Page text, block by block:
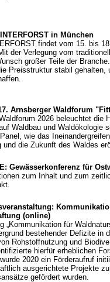
in München
findet vom 15. bis
der Verlegung vom
großer Teile der
Preisstruktur stabil
Arnsberger Waldforum
2026 beleuchtet die
Waldbau und Waldökologie
wie das
und die Zukunft des Waldes
Gewässerkonferenz für
zum Inhalt und zum
(online)
„Kommunikation für
bestehender Defizite in
Rohstoffnutzung und
hierfür erheblichen
2020 ein Förderaufruf
ausgerichtete Projekte
gefördert wurden.